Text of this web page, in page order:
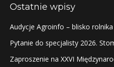
Ostatnie wpisy
Audycje Agroinfo – blisko rolnika
Pytanie do specjalisty 2026.
Zaproszenie na XXVI